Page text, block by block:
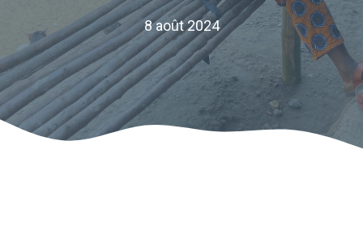
8 août 2024